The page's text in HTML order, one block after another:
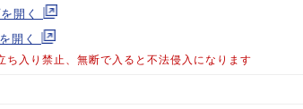
開く
開く
ち入り禁止、無断で入ると不法侵入になります